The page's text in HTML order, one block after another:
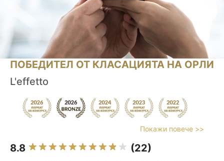
ПОБЕДИТЕЛ ОТ КЛАСАЦИЯТА НА ОРЛИ
L'effetto
Покажи повече >>
8.8 (22)